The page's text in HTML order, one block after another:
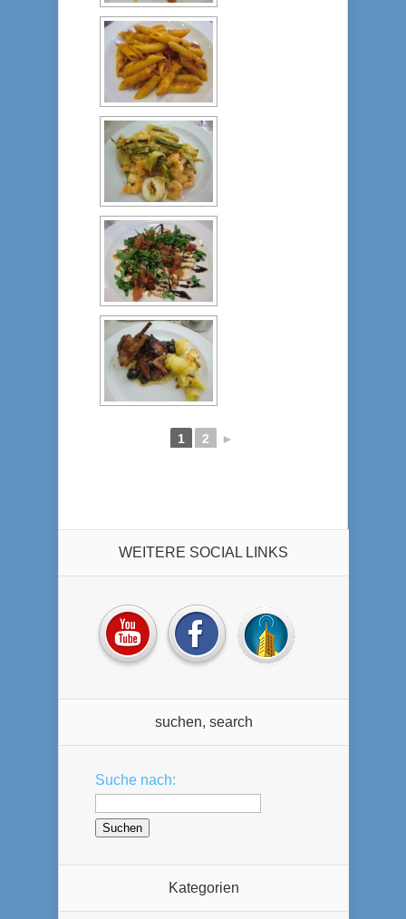
1 2 ►
WEITERE SOCIAL LINKS
suchen, search
Suche nach:
Kategorien